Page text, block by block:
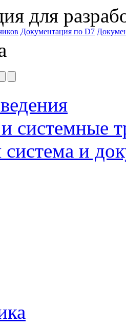
для
Документация по D7
системные
и